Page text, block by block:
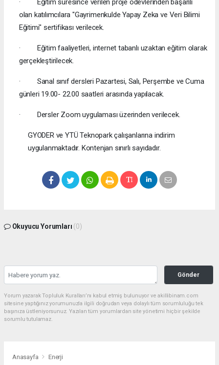
· Eğitim süresince verilen proje ödevlerinden başarılı
olan katılımcılara "Gayrimenkulde Yapay Zeka ve Veri Bilimi
Eğitimi" sertifikası verilecek.
· Eğitim faaliyetleri, internet tabanlı uzaktan eğitim olarak
gerçekleştirilecek.
· Sanal sınıf dersleri Pazartesi, Salı, Perşembe ve Cuma
günleri 19.00- 22.00 saatleri arasında yapılacak.
· Dersler Zoom uygulaması üzerinden verilecek.
GYODER ve YTÜ Teknopark çalışanlarına indirim
uygulanmaktadır. Kontenjan sınırlı sayıdadır.
Okuyucu Yorumları (0)
Gönder
Yorum yazarak Topluluk Kuralları’nı kabul etmiş bulunuyor ve akillibinam.com
sitesine yaptığınız yorumunuzla ilgili doğrudan veya dolaylı tüm sorumluluğu tek
başınıza üstleniyorsunuz. Yazılan tüm yorumlardan site yönetimi hiçbir şekilde
sorumlu tutulamaz.
Anasayfa Enerji